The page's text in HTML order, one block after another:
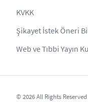
KVKK
Şikayet İstek Öneri
Web ve Tıbbi Yayın
© 2026 All Rights Reserved